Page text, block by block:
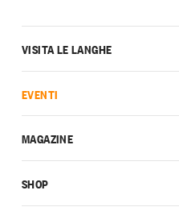
VISITA LE LANGHE
EVENTI
MAGAZINE
SHOP